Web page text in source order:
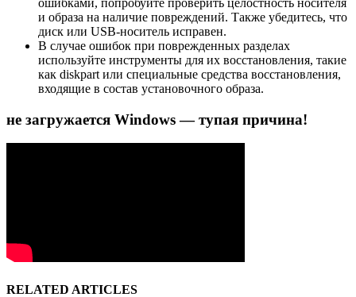
ошибками, попробуйте проверить целостность носителя
и образа на наличие повреждений. Также убедитесь, что
диск или USB-носитель исправен.
В случае ошибок при поврежденных разделах
используйте инструменты для их восстановления, такие
как diskpart или специальные средства восстановления,
входящие в состав установочного образа.
не загружается Windows — тупая причина!
RELATED ARTICLES